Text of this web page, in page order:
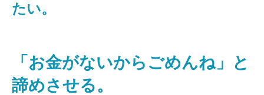
たい。
「お金がないからごめんね」と
諦めさせる。